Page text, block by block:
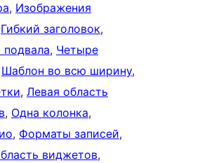
, Изображения
Гибкий заголовок
, Четыре
Шаблон во всю ширину
, Левая область
, Одна колонка
, Форматы записей
виджетов